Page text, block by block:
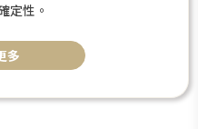
定性。
多